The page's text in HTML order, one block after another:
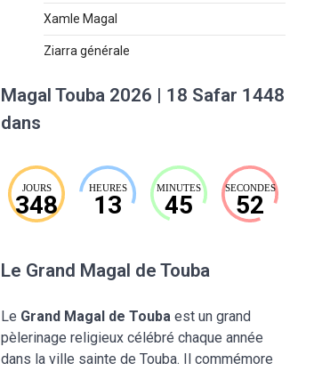
Xamle Magal
Ziarra générale
Magal Touba 2026 | 18 Safar 1448
dans
JOURS
348
HEURES
13
MINUTES
45
SECONDES
51
Le Grand Magal de Touba
Le Grand Magal de Touba est un grand
pèlerinage religieux célébré chaque année
dans la ville sainte de Touba. Il commémore